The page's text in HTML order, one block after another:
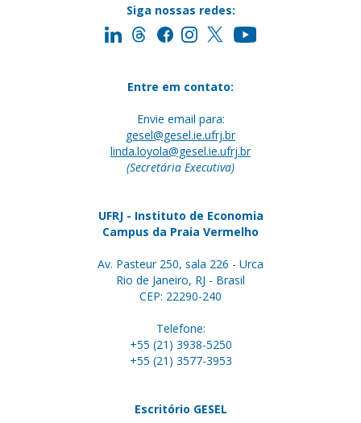
Siga nossas redes:
Entre em contato:
Envie email para:
gesel@gesel.ie.ufrj.br
linda.loyola@gesel.ie.ufrj.br
(Secretária Executiva)
UFRJ - Instituto de Economia
Campus da Praia Vermelho
Av. Pasteur 250, sala 226 - Urca
Rio de Janeiro, RJ - Brasil
CEP: 22290-240
Telefone:
+55 (21) 3938-5250
+55 (21) 3577-3953
Escritório GESEL